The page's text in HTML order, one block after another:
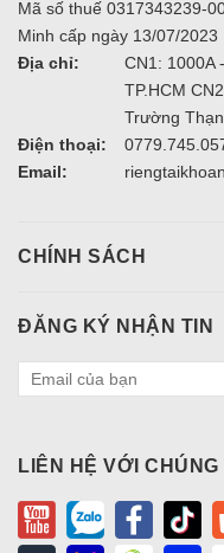
Mã số thuế 0317343239-
Minh cấp ngày 13/07/2023
Địa chỉ:
CN1: 1000A
TP.HCM
Trường
Điện thoại:
Email:
CHÍNH SÁCH
ĐĂNG KÝ NHẬN TIN
LIÊN HỆ VỚI CHÚNG